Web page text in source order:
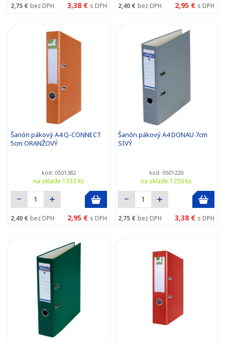
2,75 € bez DPH 3,38 € s DPH 2,40 € bez DPH 2,95 € s DPH
Šanón pákový A4 Q-CONNECT
5cm ORANŽOVÝ
kód: 0501382
na sklade 1333 ks
2,40 € bez DPH 2,95 € s DPH
Šanón pákový A4 DONAU 7cm
SIVÝ
kód: 0501220
na sklade 1250 ks
2,75 € bez DPH 3,38 € s DPH